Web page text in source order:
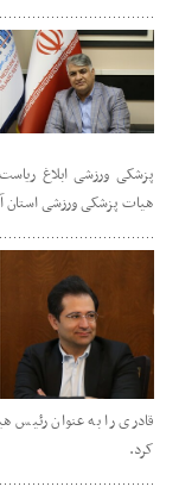
پزشکی ورزشی ابلاغ
هیات پزشکی ورزشی استان
قادری را به عنوان رئیس
کرد.